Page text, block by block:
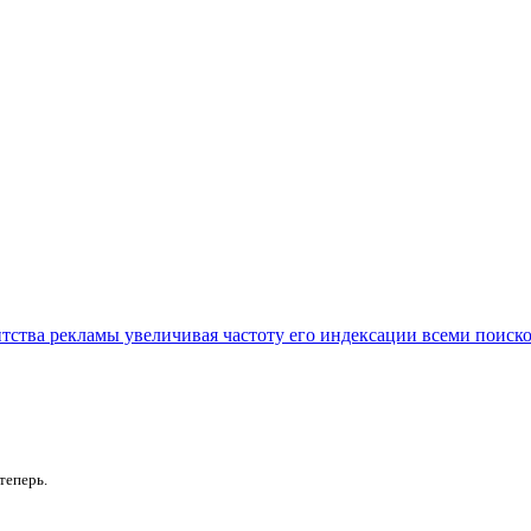
рекламы увеличивая частоту его индексации всеми